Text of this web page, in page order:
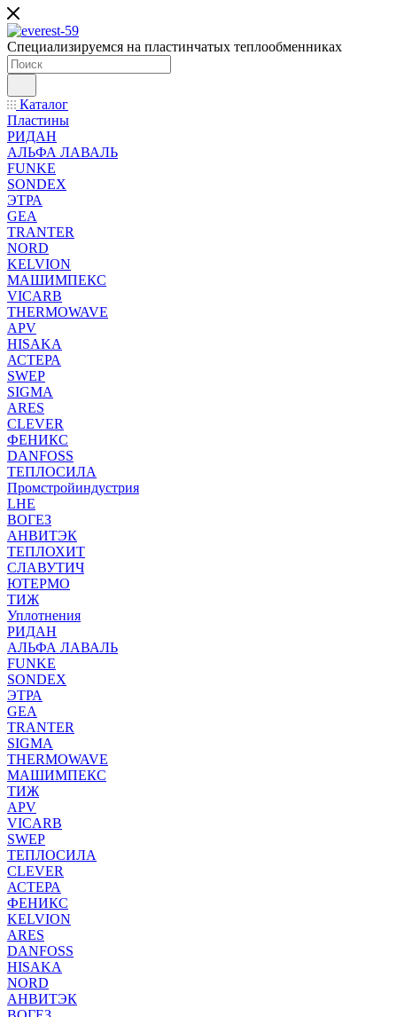
Специализируемся на пластинчатых теплообменниках
Каталог
Пластины
РИДАН
АЛЬФА ЛАВАЛЬ
FUNKE
SONDEX
ЭТРА
GEA
TRANTER
NORD
KELVION
МАШИМПЕКС
VICARB
THERMOWAVE
APV
HISAKA
АСТЕРА
SWEP
SIGMA
ARES
CLEVER
ФЕНИКС
DANFOSS
ТЕПЛОСИЛА
Промстройиндустрия
LHE
ВОГЕЗ
АНВИТЭК
ТЕПЛОХИТ
СЛАВУТИЧ
ЮТЕРМО
ТИЖ
Уплотнения
РИДАН
АЛЬФА ЛАВАЛЬ
FUNKE
SONDEX
ЭТРА
GEA
TRANTER
SIGMA
THERMOWAVE
МАШИМПЕКС
ТИЖ
APV
VICARB
SWEP
ТЕПЛОСИЛА
CLEVER
АСТЕРА
ФЕНИКС
KELVION
ARES
DANFOSS
HISAKA
NORD
АНВИТЭК